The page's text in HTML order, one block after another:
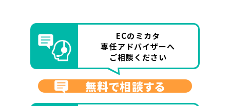
ECのミカタ
専任アドバイザーへ
ご相談ください
無料で相談する